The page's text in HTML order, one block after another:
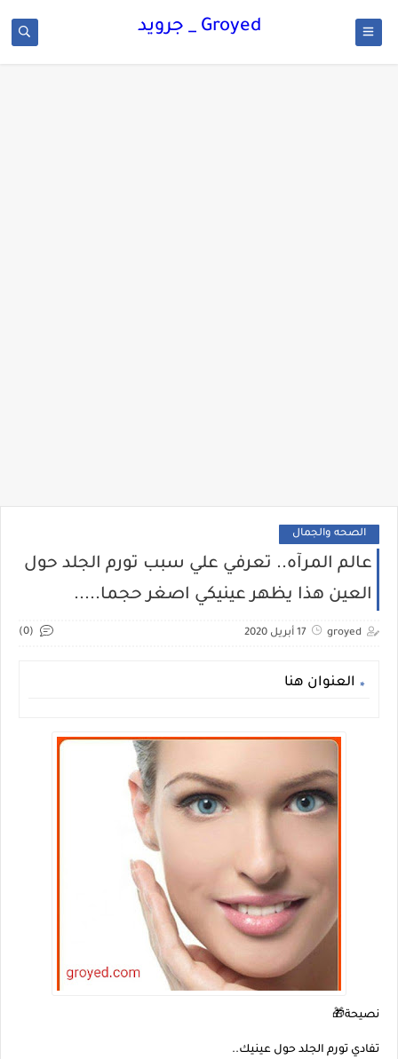
Groyed _ جرويد
الصحه والجمال
عالم المرآه.. تعرفي علي سبب تورم الجلد حول
العين هذا يظهر عينيكي اصغر حجما.....
groyed 17 أبريل 2020 (0)
العنوان هنا
نصيحة🎁
تفادي تورم الجلد حول عينيك..